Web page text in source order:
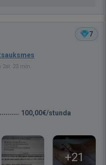
7
2st. 23 min.
100,00€/stunda
+21